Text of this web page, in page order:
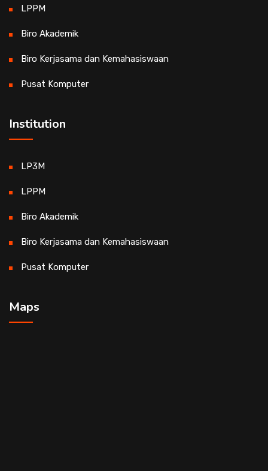
LPPM
Biro Akademik
Biro Kerjasama dan Kemahasiswaan
Pusat Komputer
Institution
LP3M
LPPM
Biro Akademik
Biro Kerjasama dan Kemahasiswaan
Pusat Komputer
Maps